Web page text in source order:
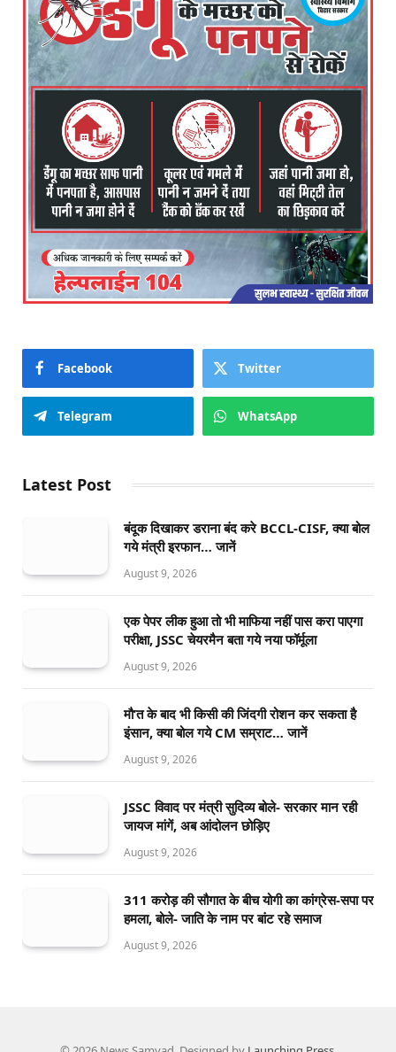
Facebook Twitter
Telegram WhatsApp
Latest Post
बंदूक दिखाकर डराना बंद करे BCCL-CISF, क्या बोल
गये मंत्री इरफान… जानें
August 9, 2026
एक पेपर लीक हुआ तो भी माफिया नहीं पास करा पाएगा
परीक्षा, JSSC चेयरमैन बता गये नया फॉर्मूला
August 9, 2026
मौ’त के बाद भी किसी की जिंदगी रोशन कर सकता है
इंसान, क्या बोल गये CM सम्राट… जानें
August 9, 2026
JSSC विवाद पर मंत्री सुदिव्य बोले- सरकार मान रही
जायज मांगें, अब आंदोलन छोड़िए
August 9, 2026
311 करोड़ की सौगात के बीच योगी का कांग्रेस-सपा पर
हमला, बोले- जाति के नाम पर बांट रहे समाज
August 9, 2026